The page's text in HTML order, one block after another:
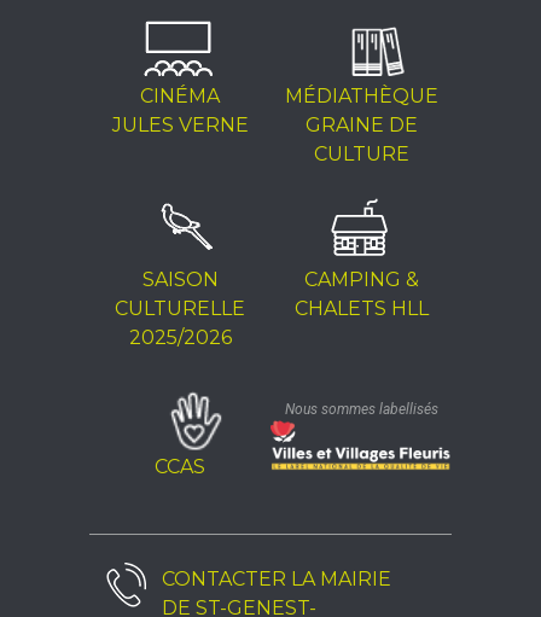
CINÉMA
JULES VERNE
MÉDIATHÈQUE
GRAINE DE
CULTURE
SAISON
CULTURELLE
2025/2026
CAMPING &
CHALETS HLL
CCAS
Nous sommes labellisés
CONTACTER LA MAIRIE
DE ST-GENEST-